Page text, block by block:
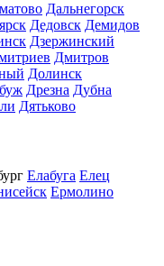
Дальнегорск
Дедовск Демидов
Дзержинский
Дмитров
Долинск
Дрезна Дубна
Дятьково
Елабуга Елец
Ермолино